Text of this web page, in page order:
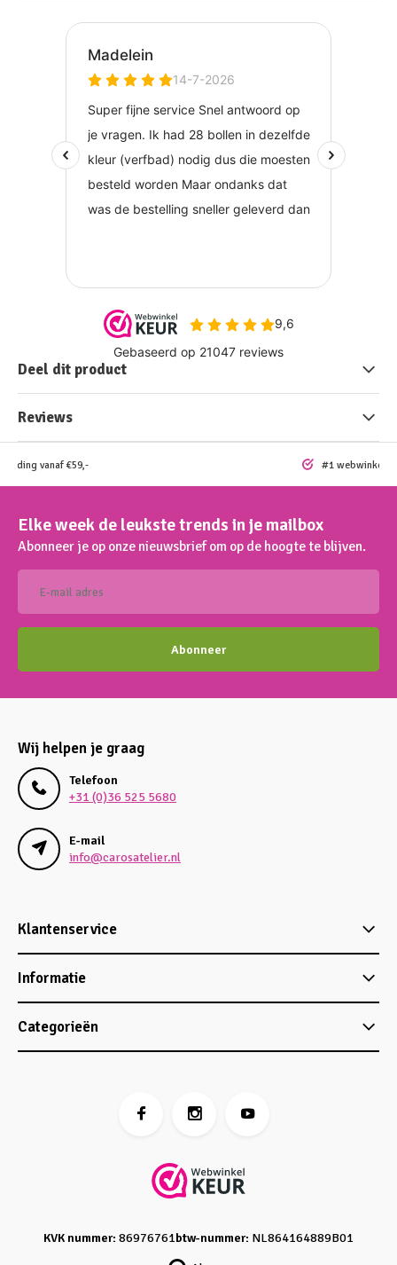
Deel dit product
Reviews
vanaf €59,- #1 webwinkel
Elke week de leukste trends in je mailbox
Abonneer je op onze nieuwsbrief om op de hoogte te blijven.
Abonneer
Wij helpen je graag
Telefoon
+31 (0)36 525 5680
E-mail
info@carosatelier.nl
Klantenservice
Informatie
Categorieën
KVK nummer: 86976761btw-nummer: NL864164889B01